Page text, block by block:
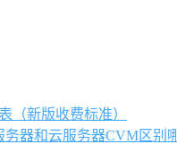
（新版收费标准）
器和云服务器CVM区别